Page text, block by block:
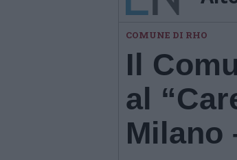
COMUNE DI RHO
Il
al
Milano